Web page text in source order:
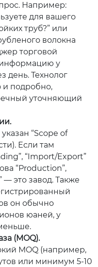
Например:
для вашего
труб?” или
волокна
торговой
информацию у
день. Технолог
и подробно,
уточняющий
“Scope of
Если там
“Import/Export”
“Production”,
— это завод. Также
он обычно
юаней, у
(MOQ).
MOQ (например,
или минимум 5-10